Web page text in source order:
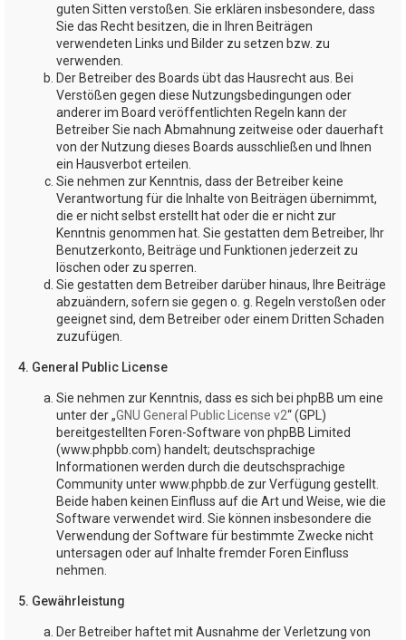
guten Sitten verstoßen. Sie erklären insbesondere, dass
Sie das Recht besitzen, die in Ihren Beiträgen
verwendeten Links und Bilder zu setzen bzw. zu
verwenden.
Der Betreiber des Boards übt das Hausrecht aus. Bei
Verstößen gegen diese Nutzungsbedingungen oder
anderer im Board veröffentlichten Regeln kann der
Betreiber Sie nach Abmahnung zeitweise oder dauerhaft
von der Nutzung dieses Boards ausschließen und Ihnen
ein Hausverbot erteilen.
Sie nehmen zur Kenntnis, dass der Betreiber keine
Verantwortung für die Inhalte von Beiträgen übernimmt,
die er nicht selbst erstellt hat oder die er nicht zur
Kenntnis genommen hat. Sie gestatten dem Betreiber, Ihr
Benutzerkonto, Beiträge und Funktionen jederzeit zu
löschen oder zu sperren.
Sie gestatten dem Betreiber darüber hinaus, Ihre Beiträge
abzuändern, sofern sie gegen o. g. Regeln verstoßen oder
geeignet sind, dem Betreiber oder einem Dritten Schaden
zuzufügen.
4. General Public License
Sie nehmen zur Kenntnis, dass es sich bei phpBB um eine
unter der „GNU General Public License v2“ (GPL)
bereitgestellten Foren-Software von phpBB Limited
(www.phpbb.com) handelt; deutschsprachige
Informationen werden durch die deutschsprachige
Community unter www.phpbb.de zur Verfügung gestellt.
Beide haben keinen Einfluss auf die Art und Weise, wie die
Software verwendet wird. Sie können insbesondere die
Verwendung der Software für bestimmte Zwecke nicht
untersagen oder auf Inhalte fremder Foren Einfluss
nehmen.
5. Gewährleistung
Der Betreiber haftet mit Ausnahme der Verletzung von